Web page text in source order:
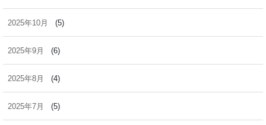
2025年10月 (5)
2025年9月 (6)
2025年8月 (4)
2025年7月 (5)